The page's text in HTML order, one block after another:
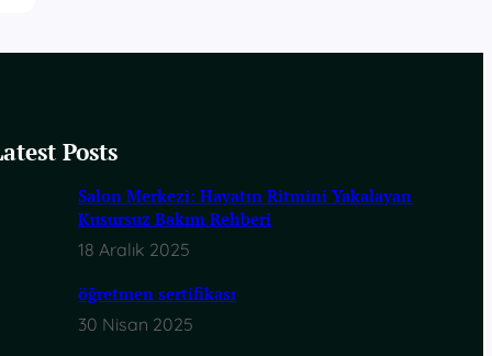
Posts
Salon Merkezi: Hayatın Ritmini Yakalayan
Kusursuz Bakım Rehberi
18 Aralık 2025
öğretmen sertifikası
30 Nisan 2025